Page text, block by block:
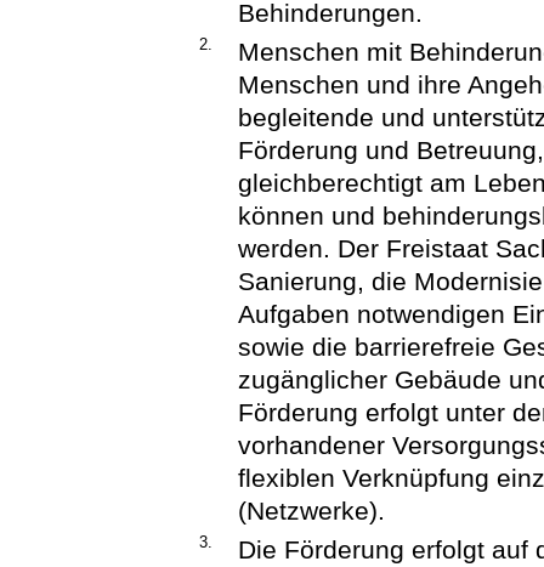
Behinderungen.
2.
Menschen mit
Menschen und ihre
begleitende und
Förderung und
gleichberechtigt am
können und
werden. Der Freistaat
Sanierung, die
Aufgaben notwendigen
sowie die barrierefreie
zugänglicher Gebäude
Förderung erfolgt unter
vorhandener
flexiblen Verknüpfung
(Netzwerke).
3.
Die Förderung erfolgt auf